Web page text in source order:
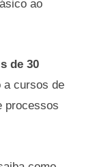
ao
de 30
a cursos de
processos